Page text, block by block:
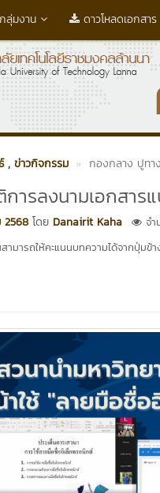
กลุ่มงาน ดาวโหลดเอกสาร
, ข่าวกิจกรรม กองกลาง ปูทา
ารลงนามเอกสาร
โดย Danairit Kaha
จำ
ามารถให้คะแนนบทความได้จากปุ่มข้า